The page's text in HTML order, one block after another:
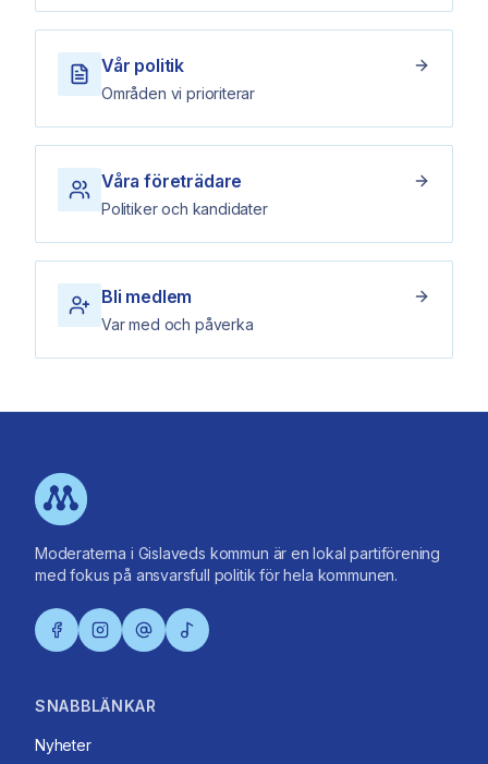
Vår politik
Områden vi prioriterar
Våra företrädare
Politiker och kandidater
Bli medlem
Var med och påverka
Moderaterna i Gislaveds kommun är en lokal partiförening
med fokus på ansvarsfull politik för hela kommunen.
SNABBLÄNKAR
Nyheter